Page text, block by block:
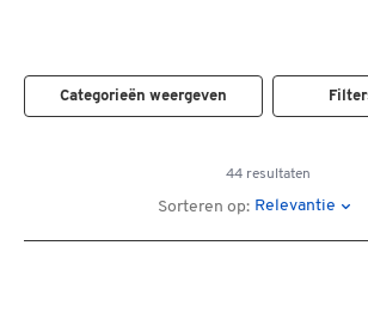
Categorieën weergeven
44 resultaten
Sorteren op: Relevantie